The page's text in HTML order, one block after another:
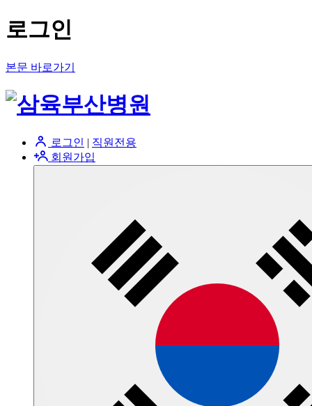
로그인
본문 바로가기
로그인 | 직원전용
회원가입